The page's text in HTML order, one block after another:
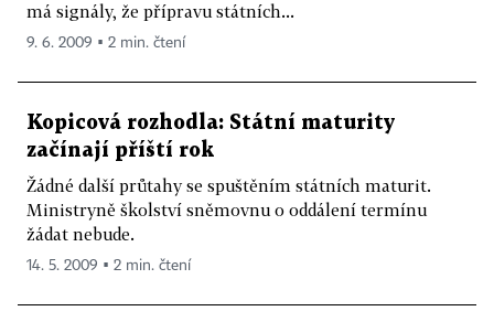
má signály, že přípravu státních...
9. 6. 2009 ▪ 2 min. čtení
Kopicová rozhodla: Státní maturity
začínají příští rok
Žádné další průtahy se spuštěním státních maturit.
Ministryně školství sněmovnu o oddálení termínu
žádat nebude.
14. 5. 2009 ▪ 2 min. čtení